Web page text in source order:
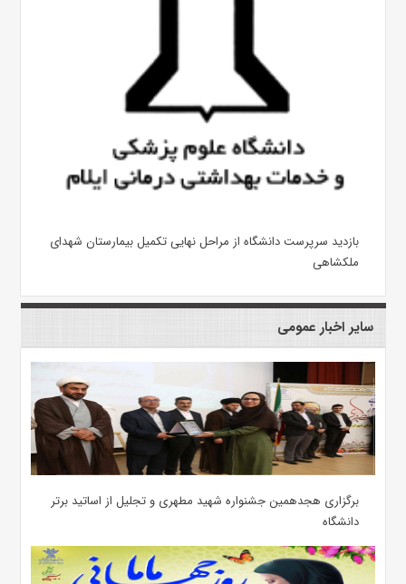
بازدید سرپرست دانشگاه از مراحل نهایی تکمیل بیمارستان شهدای
ملکشاهی
سایر اخبار عمومی
برگزاری هجدهمین جشنواره شهید مطهری و تجلیل از اساتید برتر
دانشگاه